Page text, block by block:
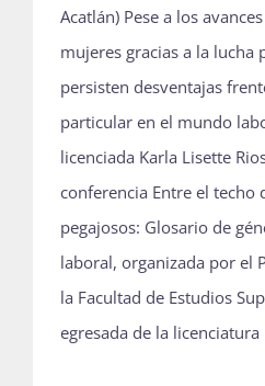
Acatlán) Pese a los
mujeres gracias a la lucha
persisten desventajas
particular en el mundo
licenciada Karla Lisette
conferencia Entre el techo
pegajosos: Glosario de
laboral, organizada por el
la Facultad de Estudios
egresada de la licenciatura